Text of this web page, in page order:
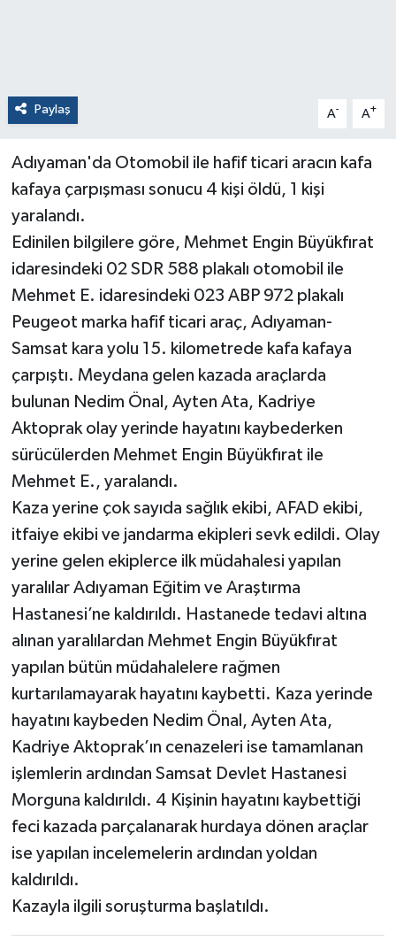
Paylaş A- A+
Adıyaman'da Otomobil ile hafif ticari aracın kafa
kafaya çarpışması sonucu 4 kişi öldü, 1 kişi
yaralandı.
Edinilen bilgilere göre, Mehmet Engin Büyükfırat
idaresindeki 02 SDR 588 plakalı otomobil ile
Mehmet E. idaresindeki 023 ABP 972 plakalı
Peugeot marka hafif ticari araç, Adıyaman-
Samsat kara yolu 15. kilometrede kafa kafaya
çarpıştı. Meydana gelen kazada araçlarda
bulunan Nedim Önal, Ayten Ata, Kadriye
Aktoprak olay yerinde hayatını kaybederken
sürücülerden Mehmet Engin Büyükfırat ile
Mehmet E., yaralandı.
Kaza yerine çok sayıda sağlık ekibi, AFAD ekibi,
itfaiye ekibi ve jandarma ekipleri sevk edildi. Olay
yerine gelen ekiplerce ilk müdahalesi yapılan
yaralılar Adıyaman Eğitim ve Araştırma
Hastanesi’ne kaldırıldı. Hastanede tedavi altına
alınan yaralılardan Mehmet Engin Büyükfırat
yapılan bütün müdahalelere rağmen
kurtarılamayarak hayatını kaybetti. Kaza yerinde
hayatını kaybeden Nedim Önal, Ayten Ata,
Kadriye Aktoprak’ın cenazeleri ise tamamlanan
işlemlerin ardından Samsat Devlet Hastanesi
Morguna kaldırıldı. 4 Kişinin hayatını kaybettiği
feci kazada parçalanarak hurdaya dönen araçlar
ise yapılan incelemelerin ardından yoldan
kaldırıldı.
Kazayla ilgili soruşturma başlatıldı.